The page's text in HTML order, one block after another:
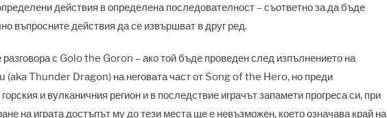
действия в определена последователност – съответно за да бъде
въпросните действия да се извършват в друг ред.
с Golo the Goron – ако той бъде проведен след изпълнението на
(aka Thunder Dragon) на неговата част от Song of the Hero, но преди
и вулканичния регион и в последствие играчът запамети прогреса си, при
на играта достъпът му до тези места ще е невъзможен, което означава край на